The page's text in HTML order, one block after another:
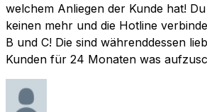
welchem Anliegen der Kunde hat!
keinen mehr und die Hotline
B und C! Die sind währenddessen
Kunden für 24 Monaten was